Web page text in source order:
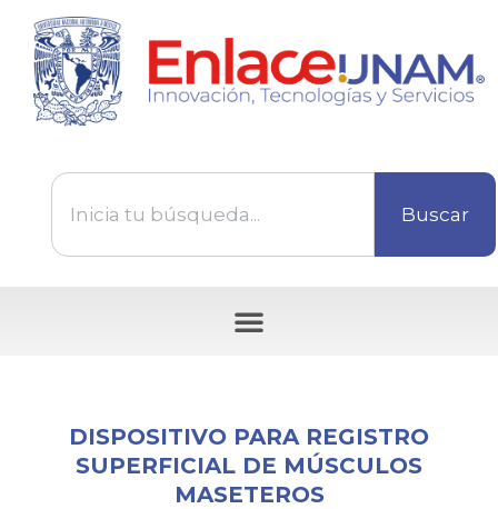
Buscar
DISPOSITIVO PARA REGISTRO
SUPERFICIAL DE MÚSCULOS
MASETEROS